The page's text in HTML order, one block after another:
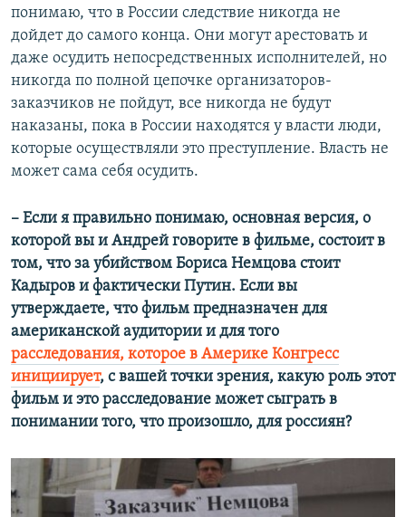
понимаю, что в России следствие никогда не
дойдет до самого конца. Они могут арестовать и
даже осудить непосредственных исполнителей, но
никогда по полной цепочке организаторов-
заказчиков не пойдут, все никогда не будут
наказаны, пока в России находятся у власти люди,
которые осуществляли это преступление. Власть не
может сама себя осудить.
– Если я правильно понимаю, основная версия, о
которой вы и Андрей говорите в фильме, состоит в
том, что за убийством Бориса Немцова стоит
Кадыров и фактически Путин. Если вы
утверждаете, что фильм предназначен для
американской аудитории и для того
расследования, которое в Америке Конгресс
инициирует, с вашей точки зрения, какую роль этот
фильм и это расследование может сыграть в
понимании того, что произошло, для россиян?